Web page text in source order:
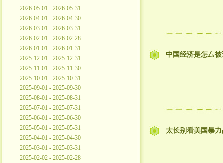
2026-05-01 - 2026-05-31
2026-04-01 - 2026-04-30
2026-03-01 - 2026-03-31
2026-02-01 - 2026-02-28
2026-01-01 - 2026-01-31
2025-12-01 - 2025-12-31
2025-11-01 - 2025-11-30
2025-10-01 - 2025-10-31
2025-09-01 - 2025-09-30
2025-08-01 - 2025-08-31
2025-07-01 - 2025-07-31
2025-06-01 - 2025-06-30
2025-05-01 - 2025-05-31
2025-04-01 - 2025-04-30
2025-03-01 - 2025-03-31
2025-02-02 - 2025-02-28
中国经济是怎厶
太长别看美国暴